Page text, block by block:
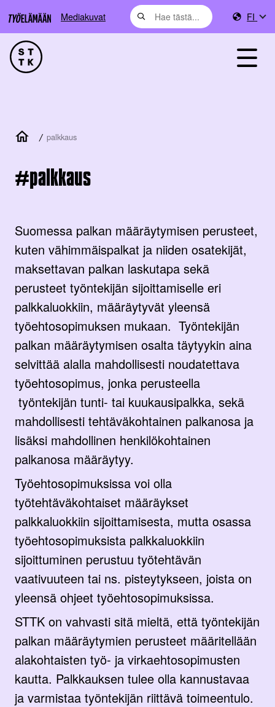
Mediakuvat FI
/ palkkaus
palkkaus
Suomessa palkan määräytymisen perusteet,
kuten vähimmäispalkat ja niiden osatekijät,
maksettavan palkan laskutapa sekä
perusteet työntekijän sijoittamiselle eri
palkkaluokkiin, määräytyvät yleensä
työehtosopimuksen mukaan. Työntekijän
palkan määräytymisen osalta täytyykin aina
selvittää alalla mahdollisesti noudatettava
työehtosopimus, jonka perusteella
työntekijän tunti- tai kuukausipalkka, sekä
mahdollisesti tehtäväkohtainen palkanosa ja
lisäksi mahdollinen henkilökohtainen
palkanosa määräytyy.
Työehtosopimuksissa voi olla
työtehtäväkohtaiset määräykset
palkkaluokkiin sijoittamisesta, mutta osassa
työehtosopimuksista palkkaluokkiin
sijoittuminen perustuu työtehtävän
vaativuuteen tai ns. pisteytykseen, joista on
yleensä ohjeet työehtosopimuksissa.
STTK on vahvasti sitä mieltä, että työntekijän
palkan määräytymien perusteet määritellään
alakohtaisten työ- ja virkaehtosopimusten
kautta. Palkkauksen tulee olla kannustavaa
ja varmistaa työntekijän riittävä toimeentulo.